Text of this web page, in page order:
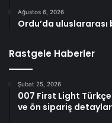
Ağustos 6, 2026
Ordu’da uluslararası
Rastgele Haberler
Şubat 25, 2026
007 First Light
ve ön sipariş